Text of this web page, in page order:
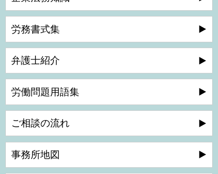
労務書式集
弁護士紹介
労働問題用語集
ご相談の流れ
事務所地図